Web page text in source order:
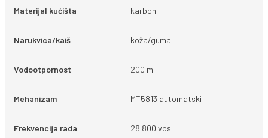
Materijal kućišta karbon
Narukvica/kaiš koža/guma
Vodootpornost 200 m
Mehanizam MT5813 automatski
Frekvencija rada 28.800 vps